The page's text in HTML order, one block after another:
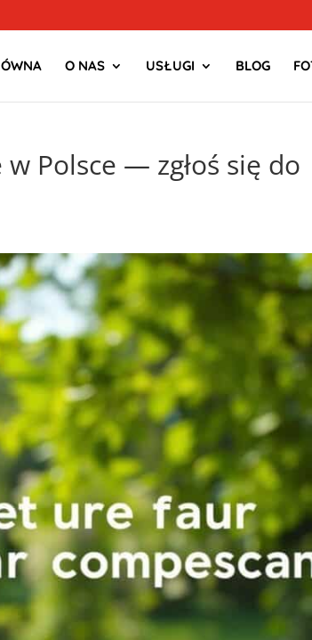
O NAS USŁUGI BLOG
Polsce — zgłoś się do